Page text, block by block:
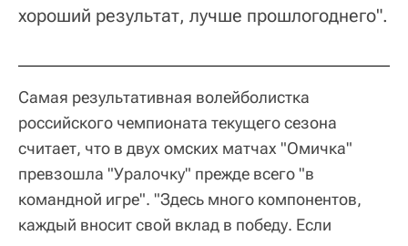
хороший результат, лучше прошлогоднего".
Самая результативная волейболистка
российского чемпионата текущего сезона
считает, что в двух омских матчах "Омичка"
превзошла "Уралочку" прежде всего "в
командной игре". "Здесь много компонентов,
каждый вносит свой вклад в победу. Если